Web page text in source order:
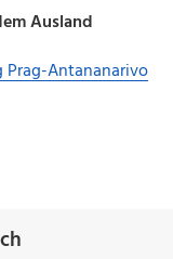
Ausland
Prag-Antananarivo